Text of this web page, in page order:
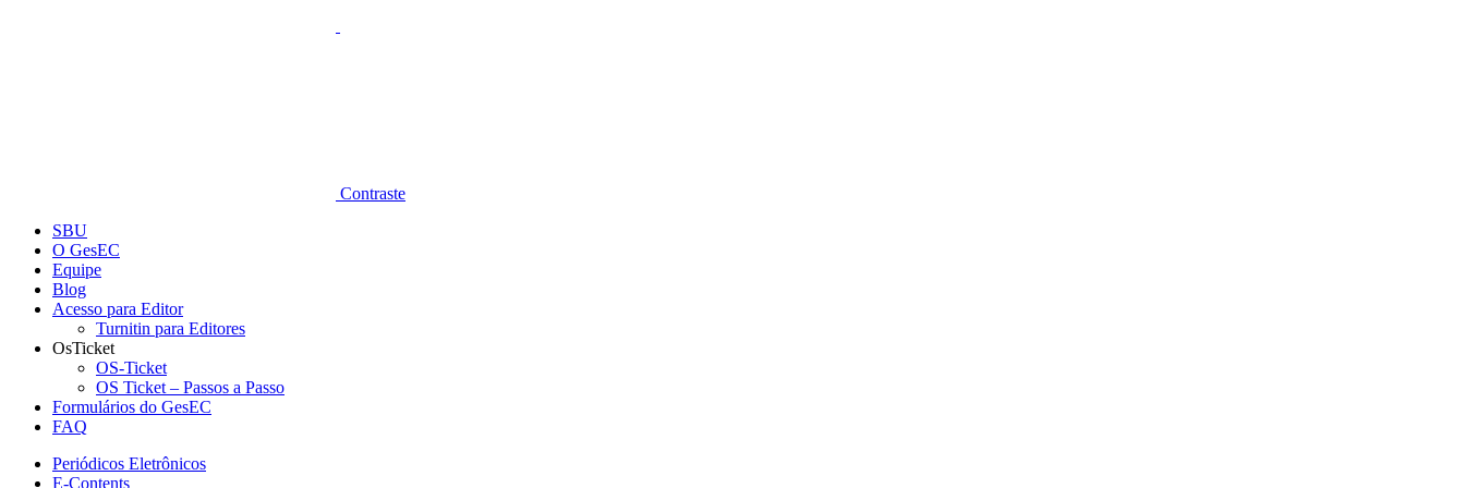
Contraste
SBU
O GesEC
Equipe
Blog
Acesso para Editor
Turnitin para Editores
OsTicket
OS-Ticket
OS Ticket – Passos a Passo
Formulários do GesEC
FAQ
Periódicos Eletrônicos
E-Contents